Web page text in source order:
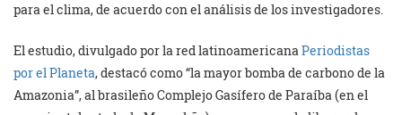
para el clima, de acuerdo con el análisis de los investigadores.
El estudio, divulgado por la red latinoamericanaPeriodistas
por el Planeta, destacó como “la mayor bomba de carbono de la
Amazonia”, al brasileño Complejo Gasífero de Paraíba (en el